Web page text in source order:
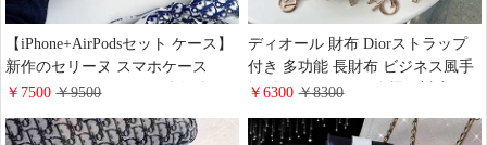
【iPhone+AirPodsセット ケース】
新作のセリーヌ スマホケース
iphone 12 ケース Celine財布型
バー AirPodsケース付き手帳型
￥7500￥9500
ディオール 財布 Diorストラップ
付き 多功能 長財布 ビジネス風手
帳型 エレガント風全機種対応
レザー製 アイホン12ケース レデ
￥6300￥8300